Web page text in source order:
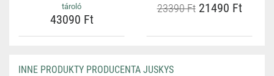
tároló
43090 Ft
23390 Ft21490 Ft
INNE PRODUKTY PRODUCENTA JUSKYS